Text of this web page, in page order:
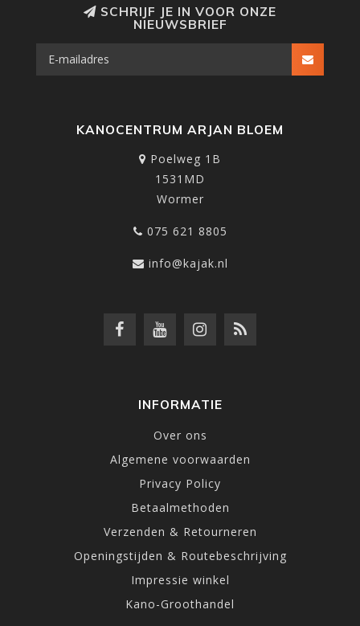
SCHRIJF JE IN VOOR ONZE
NIEUWSBRIEF
KANOCENTRUM ARJAN BLOEM
Poelweg 1B
1531MD
Wormer
075 621 8805
info@kajak.nl
INFORMATIE
Over ons
Algemene voorwaarden
Privacy Policy
Betaalmethoden
Verzenden & Retourneren
Openingstijden & Routebeschrijving
Impressie winkel
Kano-Groothandel